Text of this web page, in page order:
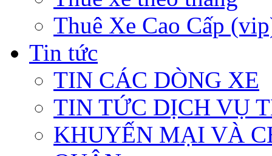
Thuê Xe Cao Cấp
Tin tức
TIN CÁC DÒNG XE
TIN TỨC DỊCH VỤ
KHUYẾN MẠI VÀ